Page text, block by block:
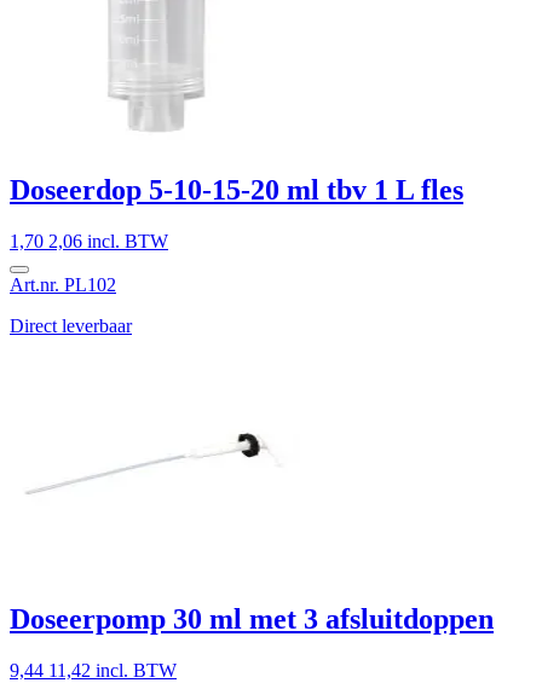
Doseerdop 5-10-15-20 ml tbv 1 L fles
1,70 2,06 incl. BTW
Art.nr. PL102
Direct leverbaar
Doseerpomp 30 ml met 3 afsluitdoppen
9,44 11,42 incl. BTW